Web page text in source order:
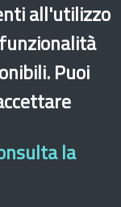
all'utilizzo
Puoi
la
Privacy
Contatti